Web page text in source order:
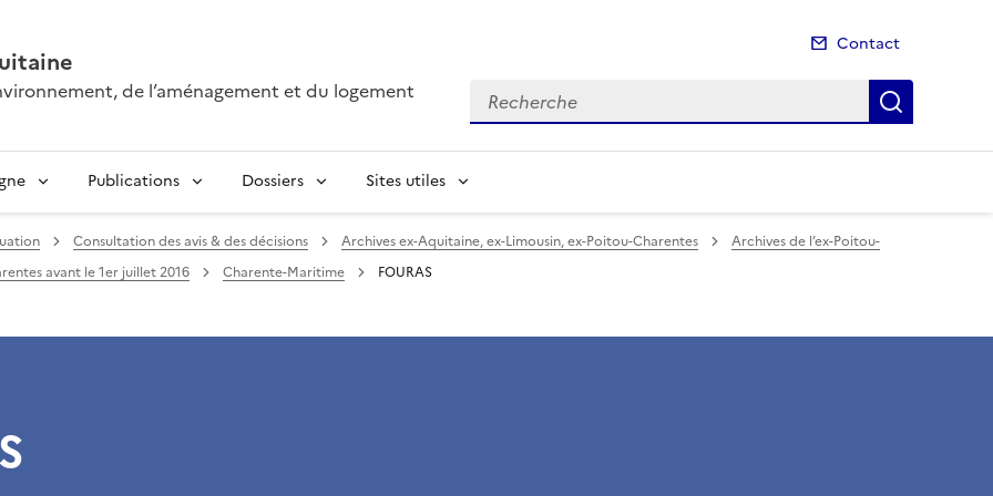
de l’aménagement et du logement
Contact
Recherche
Publications Dossiers Sites utiles
Consultation des avis & des décisions Archives ex-Aquitaine, ex-Limousin, ex-Poitou-Charentes
Archives de l’ex-Poitou-
avant le 1er juillet 2016
Charente-Maritime FOURAS